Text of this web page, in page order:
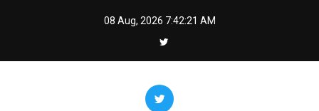
08 Aug, 2026 7:42:22 AM